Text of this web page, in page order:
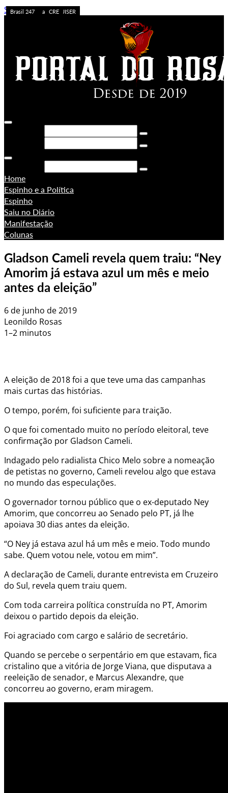
Skip to content
Home
Espinho e a Política
Espinho
Saiu no Diário
Manifestação
Colunas
Gladson Cameli revela quem traiu: “Ney
Amorim já estava azul um mês e meio
antes da eleição”
6 de junho de 2019
Leonildo Rosas
1–2 minutos
A eleição de 2018 foi a que teve uma das campanhas
mais curtas das histórias.
O tempo, porém, foi suficiente para traição.
O que foi comentado muito no período eleitoral, teve
confirmação por Gladson Cameli.
Indagado pelo radialista Chico Melo sobre a nomeação
de petistas no governo, Cameli revelou algo que estava
no mundo das especulações.
O governador tornou público que o ex-deputado Ney
Amorim, que concorreu ao Senado pelo PT, já lhe
apoiava 30 dias antes da eleição.
“O Ney já estava azul há um mês e meio. Todo mundo
sabe. Quem votou nele, votou em mim”.
A declaração de Cameli, durante entrevista em Cruzeiro
do Sul, revela quem traiu quem.
Com toda carreira política construída no PT, Amorim
deixou o partido depois da eleição.
Foi agraciado com cargo e salário de secretário.
Quando se percebe o serpentário em que estavam, fica
cristalino que a vitória de Jorge Viana, que disputava a
reeleição de senador, e Marcus Alexandre, que
concorreu ao governo, eram miragem.
Caos no Acre
Acolhimento
APOSTA ALTA
ACREDITE QUEM QUISER
A FORÇA DO ACRE
Sem categoria
Ação da PF
Sem categoria
Brasil 247
Brasil 247
PORONGA
Brasil 247